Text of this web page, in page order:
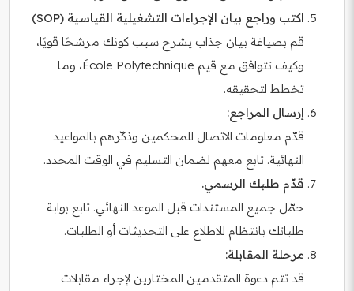
اكتب وراجع بيان الإجراءات التشغيلية القياسية (SOP)
قم بصياغة بيان جذاب يشرح سبب كونك مرشحًا قويًا،
وكيف تتوافق مع قيم École Polytechnique، وما
تخطط لتحقيقه.
إرسال المراجع:
قدّم معلومات الاتصال للمحكمين وذكّرهم بالمواعيد
النهائية. تابع معهم لضمان التسليم في الوقت المحدد.
قدّم طلبك الرسمي.
حمّل جميع المستندات قبل الموعد النهائي. تابع بوابة
طلباتك بانتظام للاطلاع على التحديثات أو الطلبات.
مرحلة المقابلة:
قد تتم دعوة المتقدمين المختارين لإجراء مقابلات